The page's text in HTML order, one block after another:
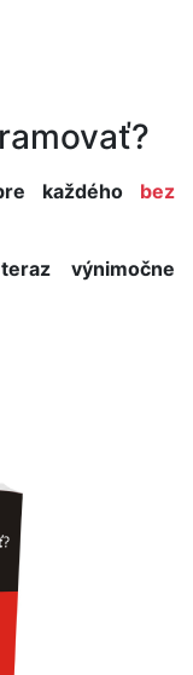
každého
bez
teraz výnimočne